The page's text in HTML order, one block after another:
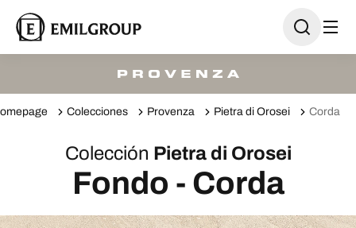
Colecciones Provenza Pietra di Orosei Corda
Colección Pietra di Orosei
Fondo - Corda